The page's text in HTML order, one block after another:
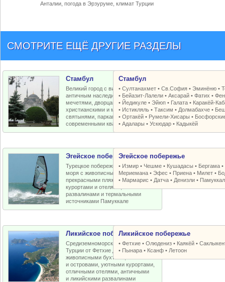
Анталии, погода в Эрзуруме, климат Турции
СМОТРИТЕ ЕЩЁ ДРУГИЕ РАЗДЕЛЫ
Стамбул
Великий город с византийским и
античным наследием, османскими
мечетями, дворцами, крепостями,
христианскими и мусульманскими
святынями, парками, старыми и
современными кварталами
Стамбул
•Султанахмет •Св.София •Эминёню •
• Бейазит-Лалели •Аксарай •Фатих •
• Йедикуле •Эйюп • Галата • Каракёй-
• Истикляль •Таксим • Долмабахче •
•Ортакёй • Румели-Xисары •
•Адалары •Ускюдар • Кадыкёй
Эгейское побережье
Турецкое побережье Эгейского
моря с живописными бухтами,
прекрасными пляжами, отличными
курортами и отелями, античными
развалинами и термальными
источниками Памуккале
Эгейское побережье
• Измир • Чешме • Кушадасы • Бергама •
Мериемана •Эфес • Приена • Милет •
• Мармарис • Датча • Денизли •
Ликийское побережье
Средиземноморское побережье
Турции от Фетхие до Кемера с
живописными бухтами, пляжами
и островами, уютными курортами,
отличными отелями, античными
и ликийскими развалинами
Ликийское побережье
•Фетхие •Олюдениз • Каякёй •
• Пынара • Ксанф • Летоон